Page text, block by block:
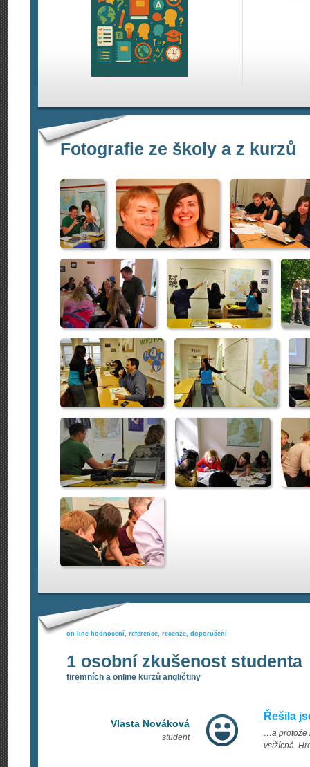
Fotografie ze školy a z kurzů
on-line hodnocení, reference, recenze, doporučení
1 osobní zkušenost studenta
firemních a online kurzů angličtiny
Vlasta Nováková
student
Řešila
…a protože
vstžícná.